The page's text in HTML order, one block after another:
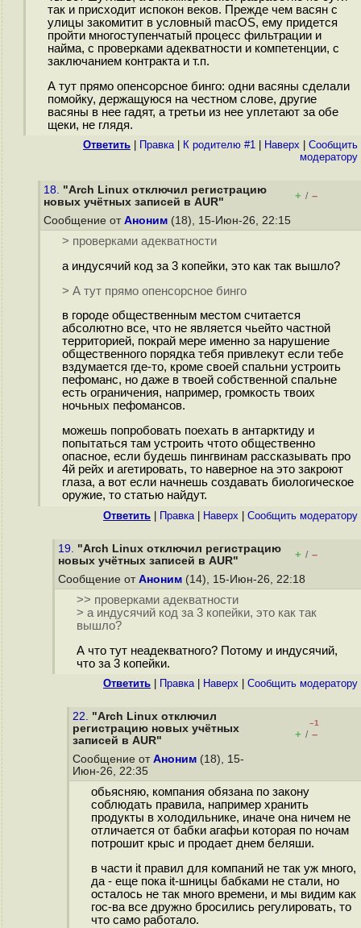
так и присходит испокон веков. Прежде чем васян с
улицы закомитит в условный macOS, ему придется
пройти многоступенчатый процесс фильтрации и
найма, с проверками адекватности и компетенции, с
заключанием контракта и т.п.
А тут прямо опенсорсное бинго: одни васяны сделали
помойку, держащуюся на честном слове, другие
васяны в нее гадят, а третьи из нее уплетают за обе
щеки, не глядя.
Ответить Правка| К родителю #1 Наверх
Cообщить
модератору
18. "Arch Linux отключил регистрацию
новых учётных записей в AUR"
+ / –
Сообщение от Аноним (18), 15-Июн-26, 22:15
> проверками адекватности
а индусячий код за 3 копейки, это как так вышло?
> А тут прямо опенсорсное бинго
в городе общественным местом считается
абсолютно все, что не является чьейто частной
территорией, покрай мере именно за нарушение
общественного порядка тебя привлекут если тебе
вздумается где-то, кроме своей спальни устроить
пефоманс, но даже в твоей собственной спальне
есть ограничения, например, громкость твоих
ночьных пефомансов.
можешь попробовать поехать в антарктиду и
попытаться там устроить чтото общественно
опасное, если будешь пингвинам рассказывать про
4й рейх и агетировать, то наверное на это закроют
глаза, а вот если начнешь создавать биологическое
оружие, то статью найдут.
Ответить Правка| Наверх Cообщить модератору
19. "Arch Linux отключил регистрацию
новых учётных записей в AUR"
+ / –
Сообщение от Аноним (14), 15-Июн-26, 22:18
>> проверками адекватности
> а индусячий код за 3 копейки, это как так
вышло?
А что тут неадекватного? Потому и индусячий,
что за 3 копейки.
Ответить Правка| Наверх Cообщить модератору
22. "Arch Linux отключил
регистрацию новых учётных
записей в AUR"
–1
+ / –
Сообщение от Аноним (18), 15-
Июн-26, 22:35
обьясняю, компания обязана по закону
соблюдать правила, например хранить
продукты в холодильнике, иначе она ничем не
отличается от бабки агафьи которая по ночам
потрошит крыс и продает днем беляши.
в части it правил для компаний не так уж много,
да - еще пока it-шницы бабками не стали, но
осталось не так много времени, и мы видим как
гос-ва все дружно бросились регулировать, то
что само работало.